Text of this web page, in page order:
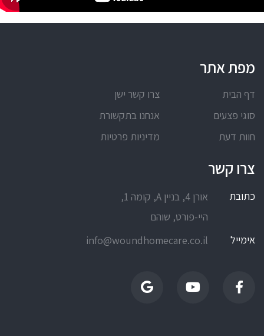
מפת אתר
דף הבית
צרו קשר ישן
סוגי פצעים
אנחנו בתקשורת
חוות דעת
מדיניות פרטיות
צרו קשר
כתובת
אורן 4, בניין A, קומה 1,
היי-פורט, שוהם
אימייל
info@woundhomecare.co.il